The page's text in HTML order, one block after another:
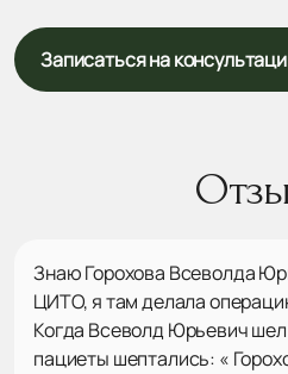
Записаться на
Знаю Горохова Всеволда
ЦИТО, я там делала
Когда Всеволд Юрьевич шел
пациеты шептались: «